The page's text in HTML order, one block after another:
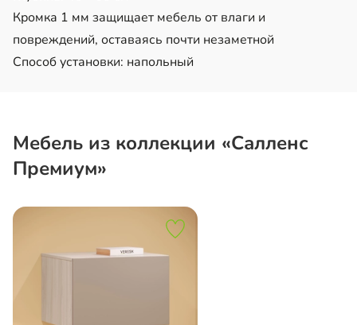
Кромка 1 мм защищает мебель от влаги и
повреждений, оставаясь почти незаметной
Способ установки: напольный
Мебель из коллекции «Салленс
Премиум»